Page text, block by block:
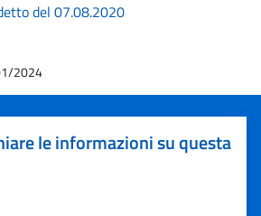
del 07.08.2020
2024
le informazioni su questa